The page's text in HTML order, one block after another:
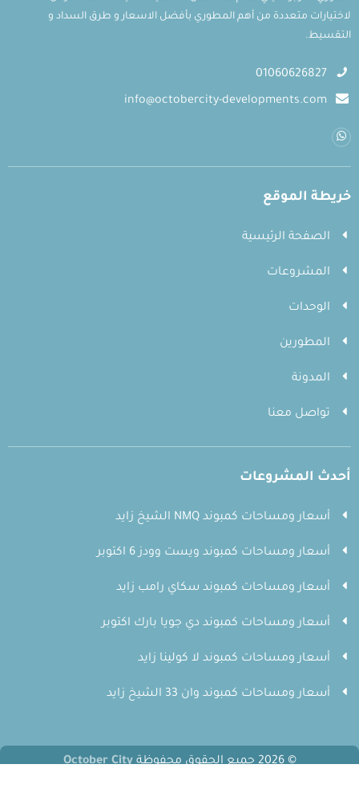
لاختيارات متعددة من أهم المطوري بأفضل الاسعار و طرق السداد و
التقسيط.
01060626827
info@octobercity-developments.com
خريطة الموقع
الصفحة الرئيسية
المشروعات
الوحدات
المطورين
المدونة
تواصل معنا
أحدث المشروعات
أسعار ومساحات كمبوند NMQ الشيخ زايد
أسعار ومساحات كمبوند ويست وودز 6 اكتوبر
أسعار ومساحات كمبوند سكاي رامب زايد
أسعار ومساحات كمبوند دي جويا بارك اكتوبر
أسعار ومساحات كمبوند لا كولينا زايد
أسعار ومساحات كمبوند وان 33 الشيخ زايد
© 2026 جميع الحقوق محفوظة October City